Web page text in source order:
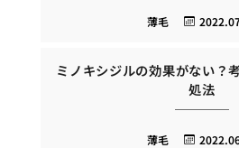
薄毛
ミノキシジルの効果がない？
処法
薄毛